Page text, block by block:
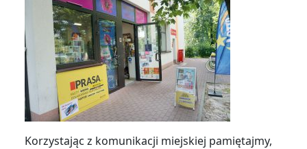
Korzystając z komunikacji miejskiej pamiętajmy,